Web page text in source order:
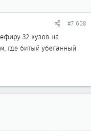
#7 608
32 кузов на
где битый убеганный